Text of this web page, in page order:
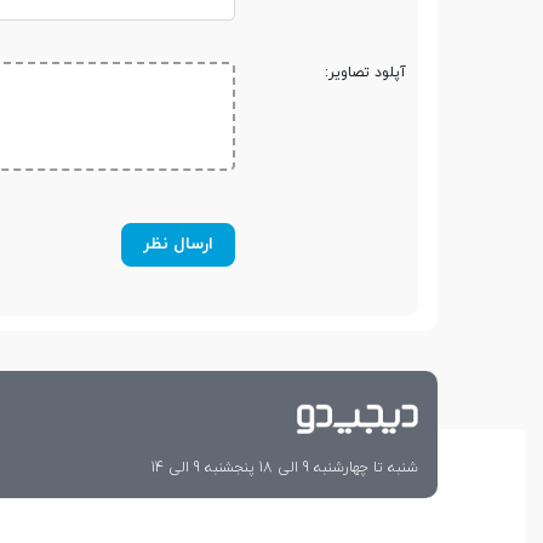
DDR4 3200MHz
حافظه داخلی S.S.D
قابلیت ارتقاء حافظه
آپلود تصاویر:
شنبه تا چهارشنبه 9 الی 18 پنجشنبه 9 الی 14